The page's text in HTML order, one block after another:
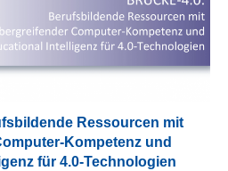
Ressourcen mit
Kompetenz und
für 4.0-Technologien